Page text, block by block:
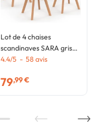
Lot de 4 chaises
scandinaves SARA gris
clair pour salle à manger
4.4/5 - 58 avis
79,99 €